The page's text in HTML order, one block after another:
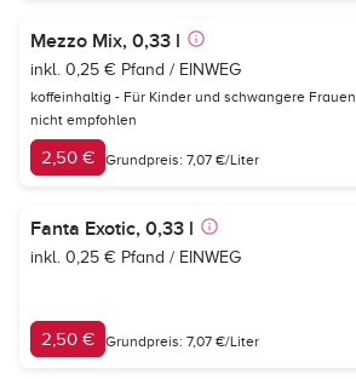
Mezzo Mix, 0,33 l
inkl. 0,25 € Pfand / EINWEG
koffeinhaltig - Für Kinder und schwangere Frauen
nicht empfohlen
2,50 € Grundpreis: 7,07 €/Liter
Fanta Exotic, 0,33 l
inkl. 0,25 € Pfand / EINWEG
2,50 € Grundpreis: 7,07 €/Liter